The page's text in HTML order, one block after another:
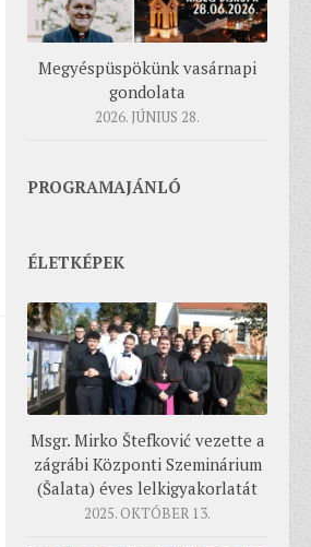
Megyéspüspökünk vasárnapi
gondolata
2026. JÚNIUS 28.
PROGRAMAJÁNLÓ
ÉLETKÉPEK
Msgr. Mirko Štefković vezette a
zágrábi Központi Szeminárium
(Šalata) éves lelkigyakorlatát
2025. OKTÓBER 13.